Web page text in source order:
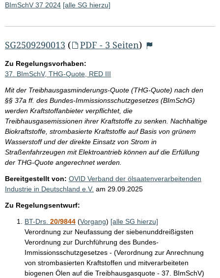
BImSchV 37 2024 [alle SG hierzu]
SG2509290013 ( PDF - 3 Seiten)
Zu Regelungsvorhaben:
37. BImSchV, THG-Quote, RED III
Mit der Treibhausgasminderungs-Quote (THG-Quote) nach den
§§ 37a ff. des Bundes-Immissionsschutzgesetzes (BImSchG)
werden Kraftstoffanbieter verpflichtet, die
Treibhausgasemissionen ihrer Kraftstoffe zu senken. Nachhaltige
Biokraftstoffe, strombasierte Kraftstoffe auf Basis von grünem
Wasserstoff und der direkte Einsatz von Strom in
Straßenfahrzeugen mit Elektroantrieb können auf die Erfüllung
der THG-Quote angerechnet werden.
Bereitgestellt von: OVID Verband der ölsaatenverarbeitenden
Industrie in Deutschland e.V. am 29.09.2025
Zu Regelungsentwurf:
BT-Drs. 20/9844 (Vorgang) [alle SG hierzu]
Verordnung zur Neufassung der siebenunddreißigsten
Verordnung zur Durchführung des Bundes-
Immissionsschutzgesetzes - (Verordnung zur Anrechnung
von strombasierten Kraftstoffen und mitverarbeiteten
biogenen Ölen auf die Treibhausgasquote - 37. BImSchV)